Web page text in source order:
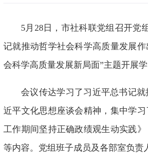
5月28日，市社科联党组召开党
记就推动哲学社会科学高质量发展
会科学高质量发展新局面”主题开展
会议传达学习了习近平总书记
近平文化思想座谈会精神，集中学
工作期间坚持正确政绩观生动实践
等内容。党组班子成员及各部室负责